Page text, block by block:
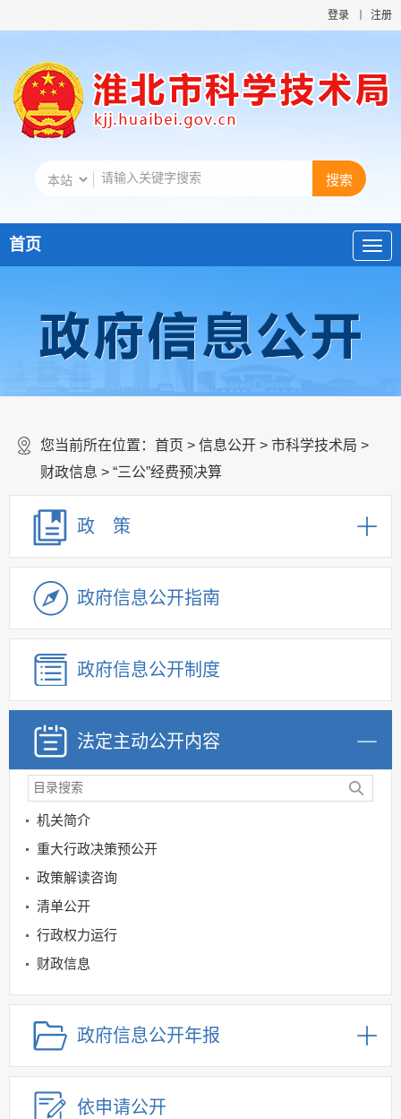
登录 注册
首页
您当前所在位置： 首页 > 信息公开 > 市科学技术局 >
财政信息 > “三公”经费预决算
政 策
政府信息公开指南
政府信息公开制度
法定主动公开内容
机关简介
重大行政决策预公开
政策解读咨询
清单公开
行政权力运行
财政信息
科技管理和项目领域
规划信息
建议提案办理
公务员及事业单位招录
应急管理
政府信息公开年报
依申请公开